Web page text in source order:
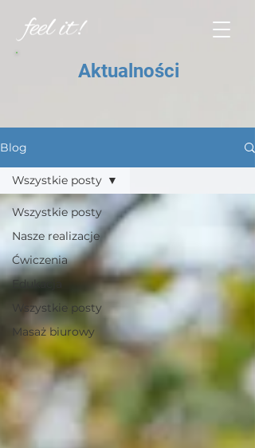
Aktualności
Blog
Wszystkie posty
Nasze realizacje
Ćwiczenia
Edukacja
Wszystkie posty
Masaż biurowy
Wszystkie posty